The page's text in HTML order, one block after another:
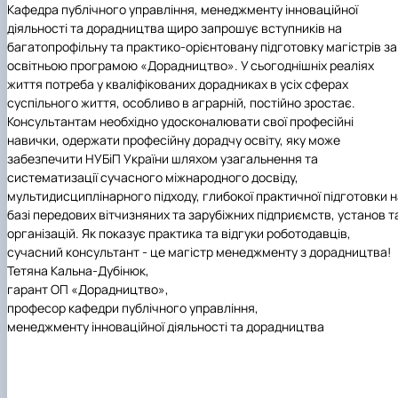
Кафедра публічного управління, менеджменту інноваційної
діяльності та дорадництва щиро запрошує вступників на
багатопрофільну та практико-орієнтовану підготовку магістрів за
освітньою програмою «Дорадництво». У сьогоднішніх реаліях
життя потреба у кваліфікованих дорадниках в усіх сферах
суспільного життя, особливо в аграрній, постійно зростає.
Консультантам необхідно удосконалювати свої професійні
навички, одержати професійну дорадчу освіту, яку може
забезпечити НУБіП України шляхом узагальнення та
систематизації сучасного міжнародного досвіду,
мультидисциплінарного підходу, глибокої практичної підготовки
базі передових вітчизняних та зарубіжних підприємств, установ
організацій. Як показує практика та відгуки роботодавців,
сучасний консультант - це магістр менеджменту з дорадництва!
Тетяна Кальна-Дубінюк,
гарант ОП «Дорадництво»,
професор кафедри публічного управління,
менеджменту інноваційної діяльності та дорадництва